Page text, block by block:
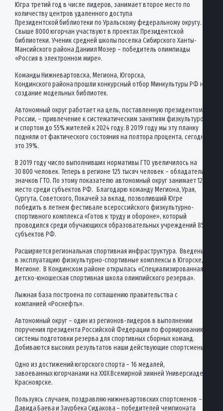
Югра третий год в числе лидеров, занимает второе место по
количеству центров удаленного доступа
Президентской библиотеки по Уральскому федеральному округу.
Свыше 8000 югорчан участвуют в проектах Президентской
библиотеки. Ученик средней школы поселка Сибирского Ханты-
Мансийского района Даниил Мозер – победитель олимпиады
«Россия в электронном мире».
Команды Нижневартовска, Мегиона, Югорска,
Кондинского района прошли конкурсный отбор Минкультуры РФ на
создание модельных библиотек.
Автономный округ работает на цель, поставленную президентом
России, – привлечение к систематическим занятиям физкультурой
и спортом до 55% жителей к 2024 году. В 2019 году мы эту планку
подняли от фактического состояния на полтора процента, сегодня
это 39%.
В 2019 году число выполнивших нормативы ГТО увеличилось на
30 800 человек. Теперь в регионе 125 тысяч человек – обладатели
значков ГТО. По этому показателю автономный округ занимает 12
место среди субъектов РФ. Благодарю команду Мегиона, Урая,
Сургута, Советского, Покачей за вклад, позволивший Югре
победить в летнем фестивале всероссийского физкультурно-
спортивного комплекса «Готов к труду и обороне», который
проводился среди обучающихся образовательных учреждений 85
субъектов РФ.
Расширяется региональная спортивная инфраструктура. Введены
в эксплуатацию физкультурно-спортивные комплексы в Югорске,
Мегионе. В Кондинском районе открылась «Специализированная
детско-юношеская спортивная школа олимпийского резерва».
Лыжная база построена по соглашению правительства с
компанией «Роснефть».
Автономный округ – один из регионов-лидеров в выполнении
поручения президента Российской Федерации по формированию
системы подготовки резерва для спортивных сборных команд.
Добиваются высоких результатов наши действующие спортсмены.
Одно из достижений югорского спорта – 16 медалей,
завоеванных югорчанами на XXIX Всемирной зимней Универсиаде в
Красноярске.
Пользуясь случаем, поздравляю нижневартовских спортсменов –
Давида Баева и Заурбека Сидакова – победителей чемпионата